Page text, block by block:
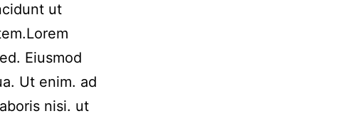
ut
Eiusmod
Ut enim. ad
nisi. ut